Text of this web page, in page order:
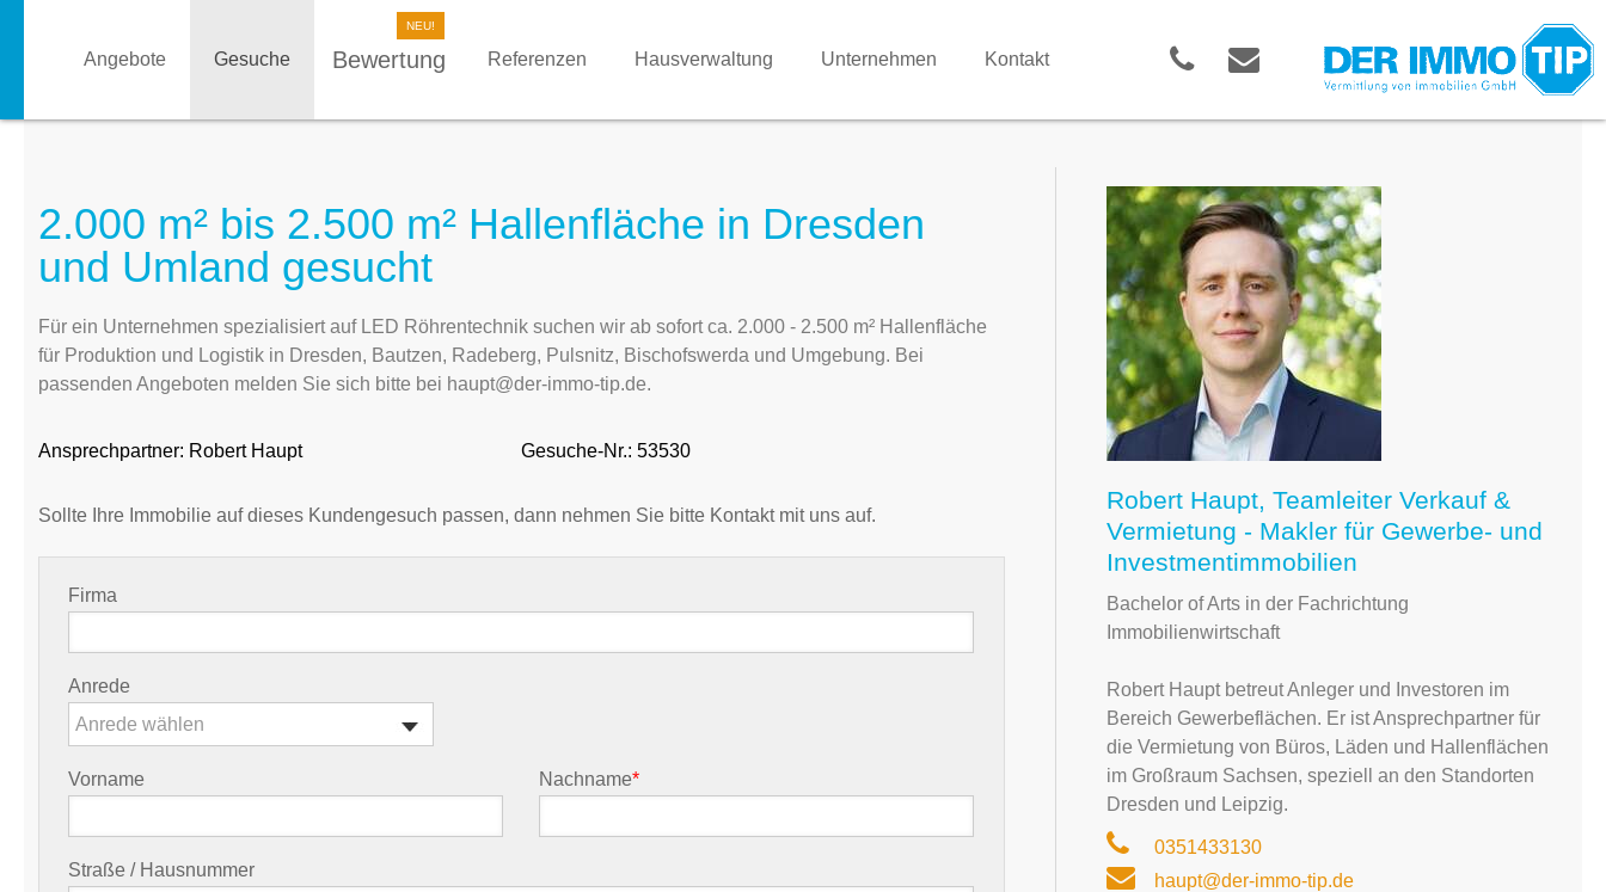
Angebote Gesuche Bewertung Referenzen Hausverwaltung Unternehmen Kontakt
2.000 m² bis 2.500 m² Hallenfläche in Dresden
und Umland gesucht
Für ein Unternehmen spezialisiert auf LED Röhrentechnik suchen wir ab sofort ca. 2.000 - 2.500 m² Hallenfläche
für Produktion und Logistik in Dresden, Bautzen, Radeberg, Pulsnitz, Bischofswerda und Umgebung. Bei
passenden Angeboten melden Sie sich bitte bei haupt@der-immo-tip.de.
Ansprechpartner: Robert Haupt Gesuche-Nr.: 53530
Sollte Ihre Immobilie auf dieses Kundengesuch passen, dann nehmen Sie bitte Kontakt mit uns auf.
Firma
Anrede
Anrede wählen
Vorname Nachname*
Straße / Hausnummer
Robert Haupt, Teamleiter Verkauf &
Vermietung - Makler für Gewerbe- und
Investmentimmobilien
Bachelor of Arts in der Fachrichtung
Immobilienwirtschaft
Robert Haupt betreut Anleger und Investoren im
Bereich Gewerbeflächen. Er ist Ansprechpartner für
die Vermietung von Büros, Läden und Hallenflächen
im Großraum Sachsen, speziell an den Standorten
Dresden und Leipzig.
0351433130
haupt@der-immo-tip.de